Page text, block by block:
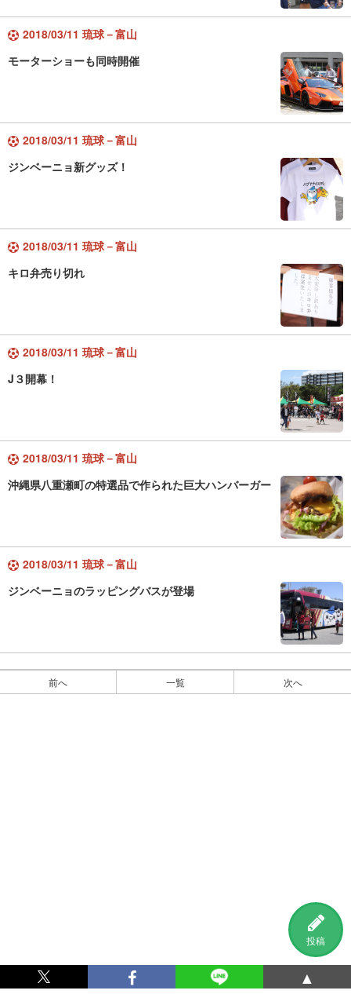
投稿
2018/03/11 琉球－富山
モーターショーも同時開催
2018/03/11 琉球－富山
ジンベーニョ新グッズ！
2018/03/11 琉球－富山
キロ弁売り切れ
2018/03/11 琉球－富山
J３開幕！
2018/03/11 琉球－富山
沖縄県八重瀬町の特選品で作られた巨大ハンバーガー
2018/03/11 琉球－富山
ジンベーニョのラッピングバスが登場
前へ 一覧 次へ
▲